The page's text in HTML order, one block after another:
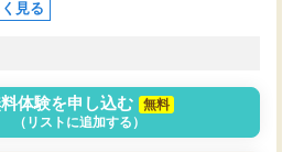
見る
体験を申し込む
無料
（リストに追加する）